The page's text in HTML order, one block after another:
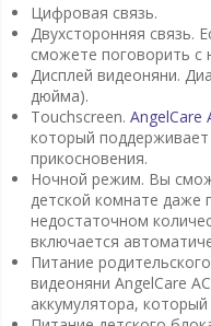
Цифровая связь.
Двухсторонняя связь.
сможете поговорить с
Дисплей видеоняни.
дюйма).
Touchscreen. AngelCare
который
прикосновения.
Ночной режим. Вы
детской комнате даже
недостаточном
включается
Питание
видеоняни AngelCare
аккумулятора,